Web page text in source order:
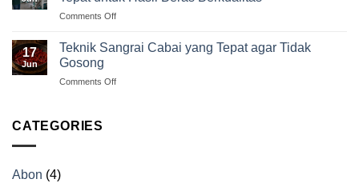
Mentah!
Ini
Usaha
Comments Offon
Memilih
Mesin
Padi
17
Jun
Teknik Sangrai Cabai yang Tepat agar Tidak
Gosong
Comments Offon
CATEGORIES
Abon (4)